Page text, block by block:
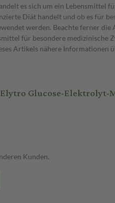
es sich um ein Lebensmittel
Diät handelt und ob es für
werden. Beachte ferner die
für besondere medizinische
Artikels nähere Informationen
Glucose-Elektrolyt-
Kunden.